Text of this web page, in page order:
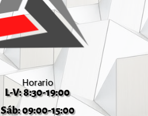
Horario
L-V: 8:30-19:00
Sáb: 09:00-15:00